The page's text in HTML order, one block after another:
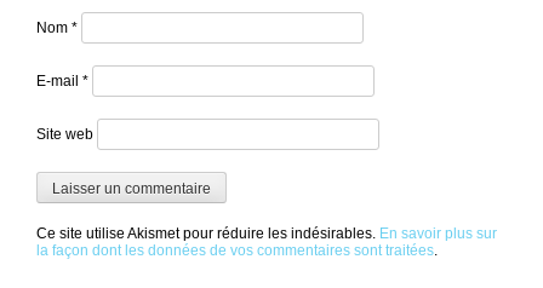
Nom *
E-mail *
Site web
Ce site utilise Akismet pour réduire les indésirables. En savoir plus sur
la façon dont les données de vos commentaires sont traitées.